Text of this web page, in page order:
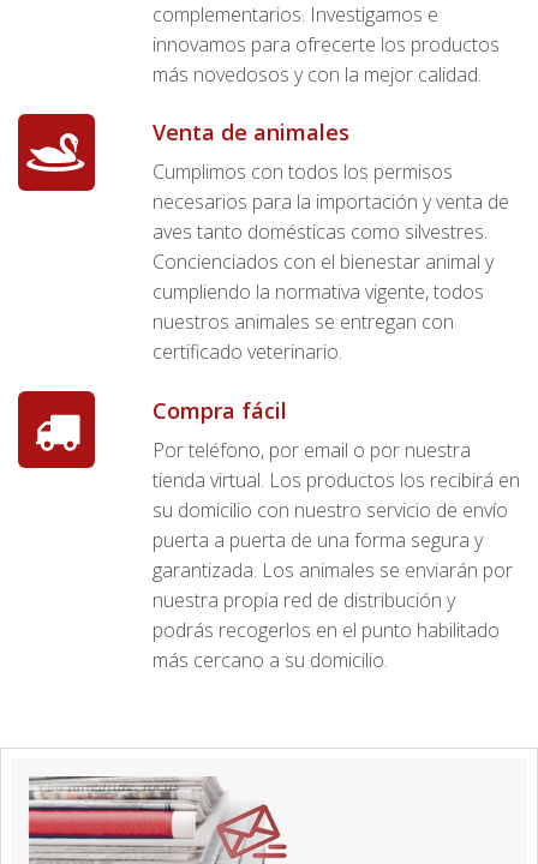
complementarios. Investigamos e
innovamos para ofrecerte los productos
más novedosos y con la mejor calidad.
Venta de animales
Cumplimos con todos los permisos
necesarios para la importación y venta de
aves tanto domésticas como silvestres.
Concienciados con el bienestar animal y
cumpliendo la normativa vigente, todos
nuestros animales se entregan con
certificado veterinario.
Compra fácil
Por teléfono, por email o por nuestra
tienda virtual. Los productos los recibirá en
su domicilio con nuestro servicio de envío
puerta a puerta de una forma segura y
garantizada. Los animales se enviarán por
nuestra propia red de distribución y
podrás recogerlos en el punto habilitado
más cercano a su domicilio.